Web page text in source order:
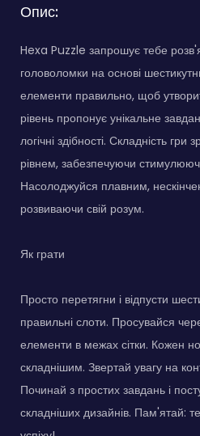
Опис:
Hexa Puzzle запрошує тебе
головоломки на основі
елементи правильно, щоб
рівень пропонує унікальне
логічні здібності. Складність
рівнем, забезпечуючи
Насолоджуйся плавним,
розвиваючи свій розум.
Як грати
Просто перетягни і відпусти
правильні слоти. Просувайся
елементи в межах сітки. Кожен
складнішим. Звертай увагу на
Починай з простих завдань і
складніших дизайнів. Пам'ятай: